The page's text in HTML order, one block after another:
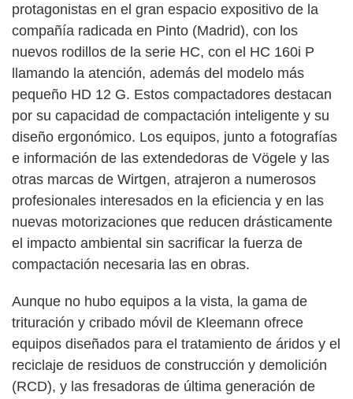
protagonistas en el gran espacio expositivo de la
compañía radicada en Pinto (Madrid), con los
nuevos rodillos de la serie HC, con el HC 160i P
llamando la atención, además del modelo más
pequeño HD 12 G. Estos compactadores destacan
por su capacidad de compactación inteligente y su
diseño ergonómico. Los equipos, junto a fotografías
e información de las extendedoras de Vögele y las
otras marcas de Wirtgen, atrajeron a numerosos
profesionales interesados en la eficiencia y en las
nuevas motorizaciones que reducen drásticamente
el impacto ambiental sin sacrificar la fuerza de
compactación necesaria las en obras.
Aunque no hubo equipos a la vista, la gama de
trituración y cribado móvil de Kleemann ofrece
equipos diseñados para el tratamiento de áridos y el
reciclaje de residuos de construcción y demolición
(RCD), y las fresadoras de última generación de